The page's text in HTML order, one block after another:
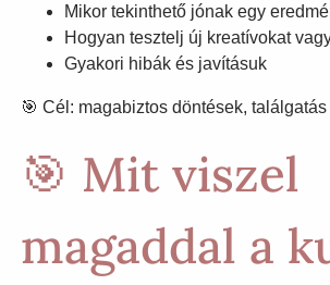
Mikor tekinthető jónak egy
Hogyan tesztelj új kreatívokat
Gyakori hibák és javításuk
🎯 Cél: magabiztos döntések,
🎯 Mit viszel
magaddal a